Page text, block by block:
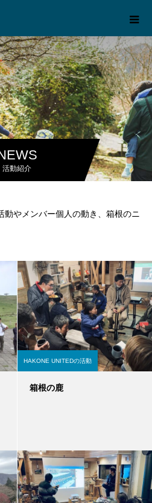
活動紹介
動やメンバー個人の動き、箱根のニ
HAKONE UNITEDの活動
箱根の鹿